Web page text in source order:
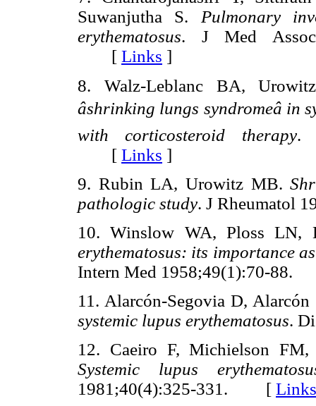
Suwanjutha S. Pulmonary
erythematosus. J Med Assoc
[ Links ]
8. Walz-Leblanc BA,
âshrinking lungs syndromeâ
with corticosteroid therapy.
[ Links ]
9. Rubin LA, Urowitz MB.
pathologic study. J
10. Winslow WA, Ploss
erythematosus: its importance
Intern Med 1958;49(1):70-
11. Alarcón-Segovia D,
systemic lupus erythematosus.
12. Caeiro F, Michielson
Systemic lupus
1981;40(4):325-331. [ Links